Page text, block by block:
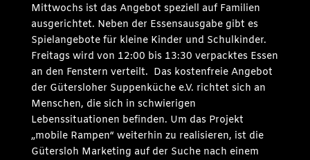
Mittwochs ist das Angebot speziell auf Familien
ausgerichtet. Neben der Essensausgabe gibt es
Spielangebote für kleine Kinder und Schulkinder.
Freitags wird von 12:00 bis 13:30 verpacktes Essen
an den Fenstern verteilt. Das kostenfreie Angebot
der Gütersloher Suppenküche e.V. richtet sich an
Menschen, die sich in schwierigen
Lebenssituationen befinden. Um das Projekt
„mobile Rampen“ weiterhin zu realisieren, ist die
Gütersloh Marketing auf der Suche nach einem